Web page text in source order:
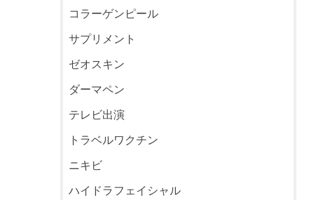
コラーゲンピール
サプリメント
ゼオスキン
ダーマペン
テレビ出演
トラベルワクチン
ニキビ
ハイドラフェイシャル